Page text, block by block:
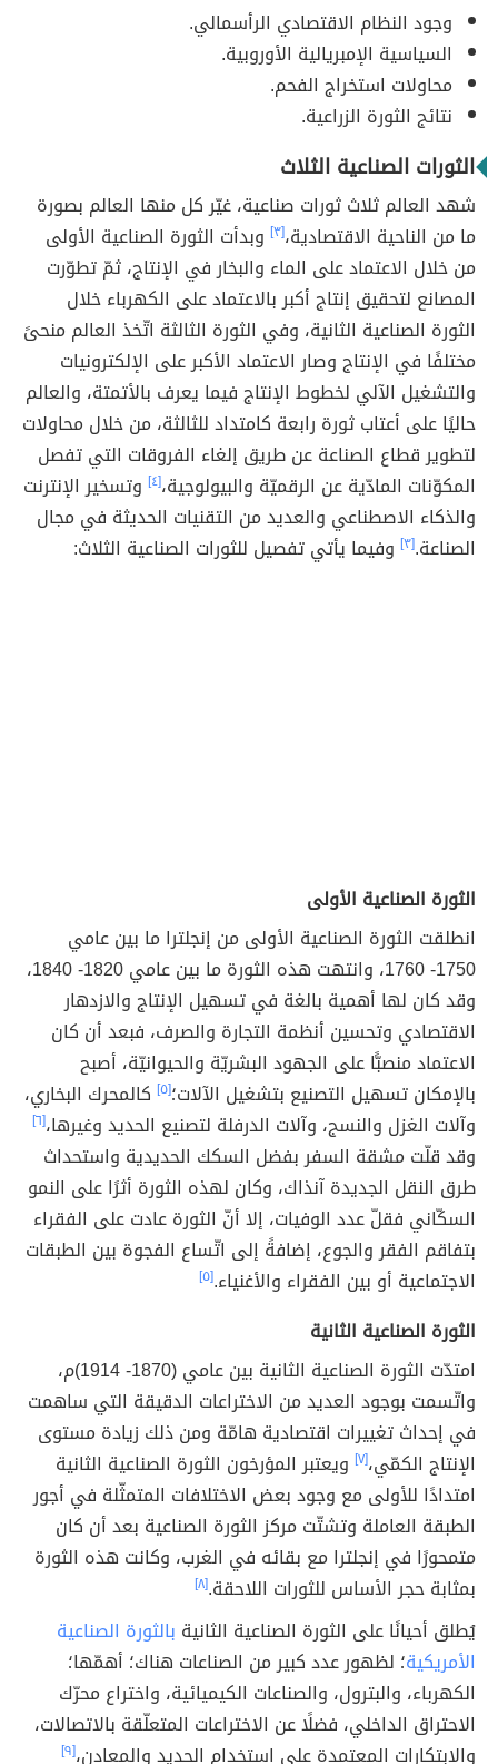
وجود النظام الاقتصادي الرأسمالي.
السياسية الإمبريالية الأوروبية.
محاولات استخراج الفحم.
نتائج الثورة الزراعية.
الثورات الصناعية الثلاث
شهد العالم ثلاث ثورات صناعية، غيّر كل منها العالم بصورة
ما من الناحية الاقتصادية،[٣]
وبدأت الثورة الصناعية الأولى
من خلال الاعتماد على الماء والبخار في الإنتاج، ثمّ تطوّرت
المصانع لتحقيق إنتاج أكبر بالاعتماد على الكهرباء خلال
الثورة الصناعية الثانية، وفي الثورة الثالثة اتّخذ العالم منحىً
مختلفًا في الإنتاج وصار الاعتماد الأكبر على الإلكترونيات
والتشغيل الآلي لخطوط الإنتاج فيما يعرف بالأتمتة، والعالم
حاليًا على أعتاب ثورة رابعة كامتداد للثالثة، من خلال محاولات
لتطوير قطاع الصناعة عن طريق إلغاء الفروقات التي تفصل
المكوّنات المادّية عن الرقميّة والبيولوجية،[٤]
وتسخير الإنترنت
والذكاء الاصطناعي والعديد من التقنيات الحديثة في مجال
الصناعة.[٣] وفيما يأتي تفصيل للثورات الصناعية الثلاث:
الثورة الصناعية الأولى
انطلقت الثورة الصناعية الأولى من إنجلترا ما بين عامي
1750- 1760، وانتهت هذه الثورة ما بين عامي 1820- 1840،
وقد كان لها أهمية بالغة في تسهيل الإنتاج والازدهار
الاقتصادي وتحسين أنظمة التجارة والصرف، فبعد أن كان
الاعتماد منصبًّا على الجهود البشريّة والحيوانيّة، أصبح
بالإمكان تسهيل التصنيع بتشغيل الآلات؛[٥]
كالمحرك البخاري،
وآلات الغزل والنسج، وآلات الدرفلة لتصنيع الحديد وغيرها،[٦]
وقد قلّت مشقة السفر بفضل السكك الحديدية واستحداث
طرق النقل الجديدة آنذاك، وكان لهذه الثورة أثرًا على النمو
السكّاني فقلّ عدد الوفيات، إلا أنّ الثورة عادت على الفقراء
بتفاقم الفقر والجوع، إضافةً إلى اتّساع الفجوة بين الطبقات
الاجتماعية أو بين الفقراء والأغنياء.[٥]
الثورة الصناعية الثانية
امتدّت الثورة الصناعية الثانية بين عامي (1870- 1914)م،
واتّسمت بوجود العديد من الاختراعات الدقيقة التي ساهمت
في إحداث تغييرات اقتصادية هامّة ومن ذلك زيادة مستوى
الإنتاج الكمّي،[٧]
ويعتبر المؤرخون الثورة الصناعية الثانية
امتدادًا للأولى مع وجود بعض الاختلافات المتمثّلة في أجور
الطبقة العاملة وتشتّت مركز الثورة الصناعية بعد أن كان
متمحورًا في إنجلترا مع بقائه في الغرب، وكانت هذه الثورة
بمثابة حجر الأساس للثورات اللاحقة.[٨]
يُطلق أحيانًا على الثورة الصناعية الثانية بالثورة الصناعية
الأمريكية؛ لظهور عدد كبير من الصناعات هناك؛ أهمّها؛
الكهرباء، والبترول، والصناعات الكيميائية، واختراع محرّك
الاحتراق الداخلي، فضلًا عن الاختراعات المتعلّقة بالاتصالات،
والابتكارات المعتمدة على استخدام الحديد والمعادن،[٩]